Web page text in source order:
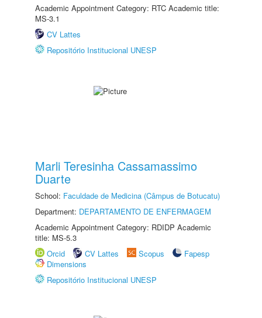
Academic Appointment Category: RTC Academic title:
MS-3.1
CV Lattes
Repositório Institucional UNESP
Marli Teresinha Cassamassimo
Duarte
School: Faculdade de Medicina (Câmpus de Botucatu)
Department: DEPARTAMENTO DE ENFERMAGEM
Academic Appointment Category: RDIDP Academic
title: MS-5.3
Orcid
CV Lattes Scopus
Fapesp
Dimensions
Repositório Institucional UNESP